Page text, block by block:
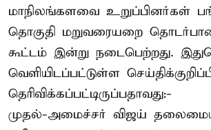
மாநிலங்களவை உறுப்பினர்கள்
தொகுதி மறுவரையறை
கூட்டம் இன்று நடைபெற்றது.
வெளியிடப்பட்டுள்ள
தெரிவிக்கப்பட்டிருப்பதாவது:-
முதல்-அமைச்சர் விஜய்